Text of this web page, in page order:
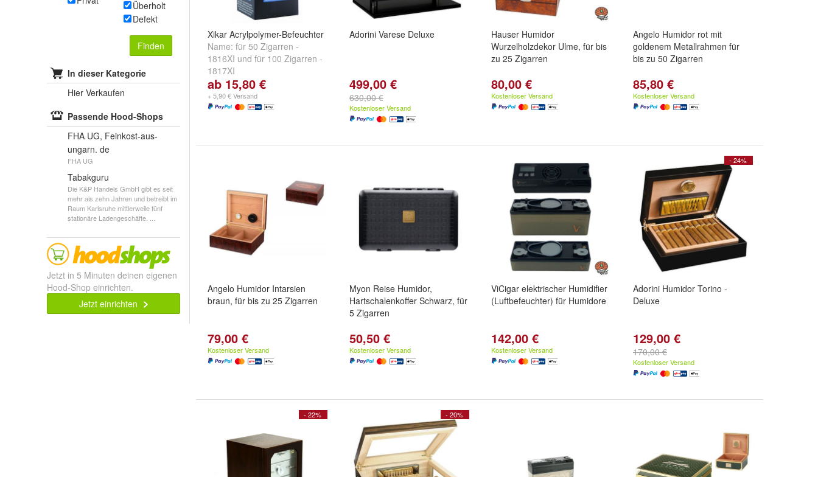
Überholt
Defekt
Finden
In dieser Kategorie
Hier Verkaufen
Passende Hood-Shops
FHA UG, Feinkost-aus-
ungarn. de
FHA UG
Tabakguru
Die K&P Handels GmbH gibt es seit
mehr als zehn Jahren und betreibt im
Raum Karlsruhe mittlerweile fünf
stationäre Ladengeschäfte. ...
Jetzt in 5 Minuten deinen eigenen
Hood-Shop einrichten.
Jetzt einrichten
Xikar Acrylpolymer-Befeuchter
Name: für 50 Zigarren -
1816XI und für 100 Zigarren -
1817XI
ab 15,80 €
+ 5,90 € Versand
Adorini Varese Deluxe
499,00 €
630,00 €
Kostenloser Versand
Hauser Humidor
Wurzelholzdekor Ulme, für bis
zu 25 Zigarren
80,00 €
Kostenloser Versand
Angelo Humidor rot mit
goldenem Metallrahmen für
bis zu 50 Zigarren
85,80 €
Kostenloser Versand
Angelo Humidor Intarsien
braun, für bis zu 25 Zigarren
79,00 €
Kostenloser Versand
Myon Reise Humidor,
Hartschalenkoffer Schwarz, für
5 Zigarren
50,50 €
Kostenloser Versand
ViCigar elektrischer Humidifier
(Luftbefeuchter) für Humidore
142,00 €
Kostenloser Versand
- 24%
Adorini Humidor Torino -
Deluxe
129,00 €
170,00 €
Kostenloser Versand
- 22% - 20%